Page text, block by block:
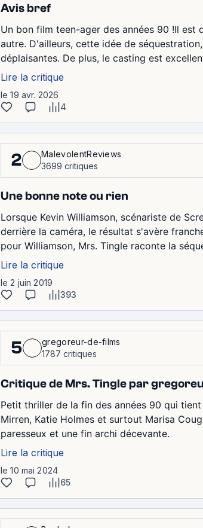
Avis bref
Un bon film teen-ager des années 90 !Il
autre. D'ailleurs, cette idée de
déplaisantes. De plus, le casting est
Lire la critique
le 19 avr. 2026
4
2
MalevolentReviews
3699 critiques
Une bonne note ou rien
Lorsque Kevin Williamson, scénariste de
derrière la caméra, le résultat s'avère
pour Williamson, Mrs. Tingle raconte la
Lire la critique
le 2 juin 2019
393
5
gregoreur-de-films
1787 critiques
Critique de Mrs. Tingle par
Petit thriller de la fin des années 90 qui
Mirren, Katie Holmes et surtout Marisa
paresseux et une fin archi décevante.
Lire la critique
le 10 mai 2024
65